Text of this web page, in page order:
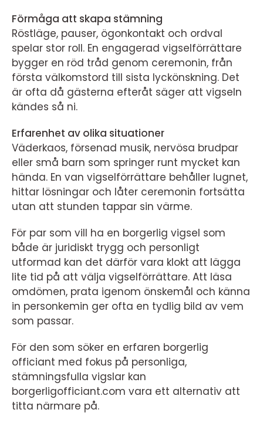
Förmåga att skapa stämning
Röstläge, pauser, ögonkontakt och ordval
spelar stor roll. En engagerad vigselförrättare
bygger en röd tråd genom ceremonin, från
första välkomstord till sista lyckönskning. Det
är ofta då gästerna efteråt säger att vigseln
kändes så ni.
Erfarenhet av olika situationer
Väderkaos, försenad musik, nervösa brudpar
eller små barn som springer runt mycket kan
hända. En van vigselförrättare behåller lugnet,
hittar lösningar och låter ceremonin fortsätta
utan att stunden tappar sin värme.
För par som vill ha en borgerlig vigsel som
både är juridiskt trygg och personligt
utformad kan det därför vara klokt att lägga
lite tid på att välja vigselförrättare. Att läsa
omdömen, prata igenom önskemål och känna
in personkemin ger ofta en tydlig bild av vem
som passar.
För den som söker en erfaren borgerlig
officiant med fokus på personliga,
stämningsfulla vigslar kan
borgerligofficiant.com vara ett alternativ att
titta närmare på.